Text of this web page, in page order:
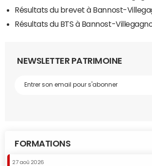
Résultats du brevet à Bannost-
Résultats du BTS à Bannost-
NEWSLETTER PATRIMOINE
FORMATIONS
27 aoû 2026